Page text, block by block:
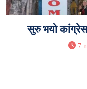
सुरु भयो
7